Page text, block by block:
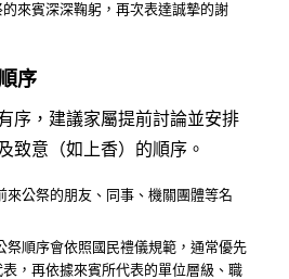
來賓深深鞠躬，再次表達誠摯的謝
序
序，建議家屬提前討論並安排
致意（如上香）的順序。
來公祭的朋友、同事、機關團體等名
祭順序會依照國民禮儀規範，通常優先
，再依據來賓所代表的單位層級、職